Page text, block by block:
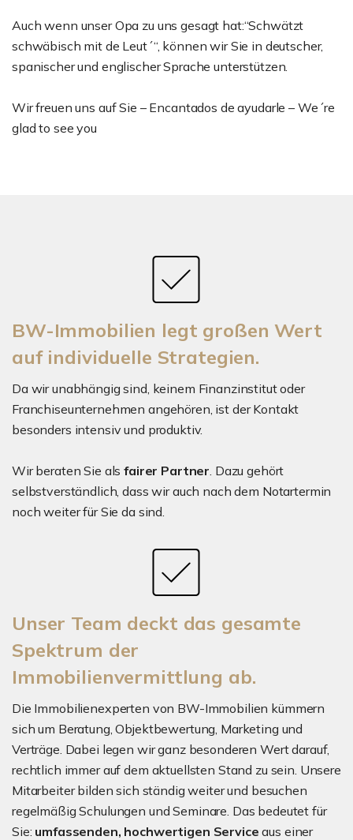
Auch wenn unser Opa zu uns gesagt hat:“Schwätzt
schwäbisch mit de Leut´“, können wir Sie in deutscher,
spanischer und englischer Sprache unterstützen.
Wir freuen uns auf Sie – Encantados de ayudarle – We´re
glad to see you
BW-Immobilien legt großen Wert
auf individuelle Strategien.
Da wir unabhängig sind, keinem Finanzinstitut oder
Franchiseunternehmen angehören, ist der Kontakt
besonders intensiv und produktiv.
Wir beraten Sie alsfairer Partner. Dazu gehört
selbstverständlich, dass wir auch nach dem Notartermin
noch weiter für Sie da sind.
Unser Team deckt das gesamte
Spektrum der
Immobilienvermittlung ab.
Die Immobilienexperten von BW-Immobilien kümmern
sich um Beratung, Objektbewertung, Marketing und
Verträge. Dabei legen wir ganz besonderen Wert darauf,
rechtlich immer auf dem aktuellsten Stand zu sein. Unsere
Mitarbeiter bilden sich ständig weiter und besuchen
regelmäßig Schulungen und Seminare. Das bedeutet für
Sie: umfassenden, hochwertigen Serviceaus einer